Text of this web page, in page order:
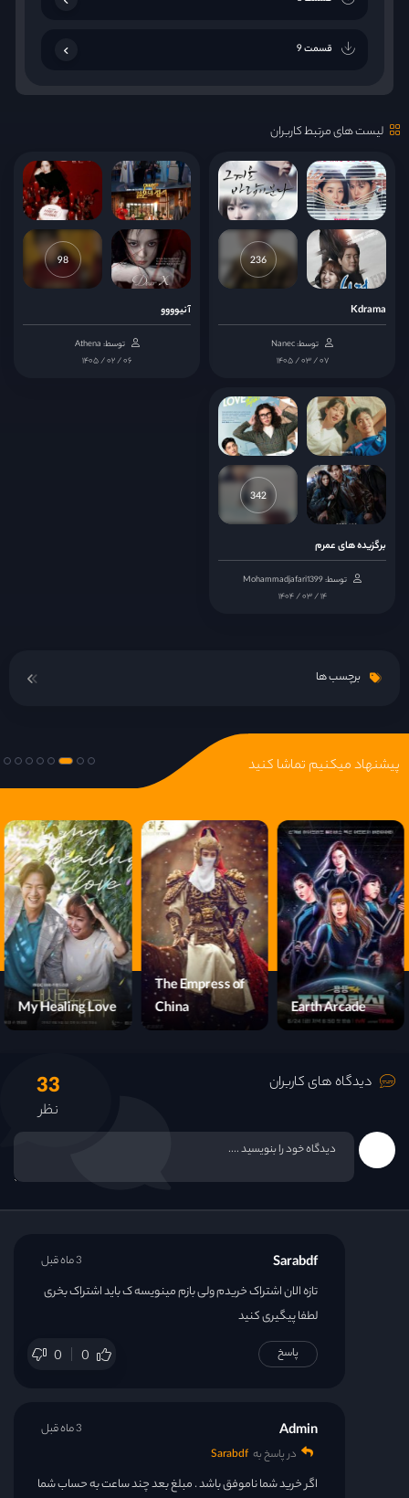
قسمت 9
قسمت 10
قسمت 12
قسمت 13
قسمت 15
قسمت 16
قسمت 17
قسمت 18
لیست های مرتبط کاربران
236
Kdrama
توسط: Nanec
۱۴۰۵ / ۰۳ / ۰۷
98
آنیوووو
توسط: Athena
۱۴۰۵ / ۰۲ / ۰۶
342
برگزیده های عمرم
توسط: Mohammadjafari1399
۱۴۰۴ / ۰۳ / ۱۴
برچسب ها
پیشنهاد میکنیم تماشا کنید
Earth Arcade
The Empress of
China
My Healing Love
دیدگاه های کاربران 33
نظر
Sarabdf
تازه الان اشتراک خریدم ولی بازم مینویسه ک باید اشتراک بخری
لطفا پیگیری کنید
0 0
3 ماه قبل
پاسخ
Admin
در پاسخ به Sarabdf
اگر خرید شما ناموفق باشد . مبلغ بعد چند ساعت به حساب شما
3 ماه قبل